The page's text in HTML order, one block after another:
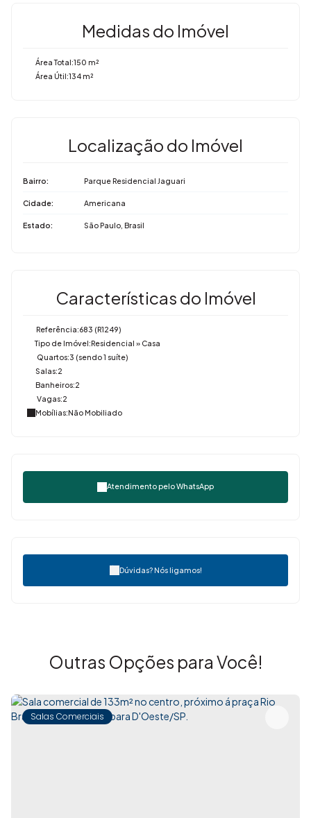
Medidas do Imóvel
Área Total:150 m²
Área Útil:134 m²
Localização do Imóvel
Bairro: Parque Residencial Jaguari
Cidade: Americana
Estado: São Paulo, Brasil
Características do Imóvel
Referência:683 (R1249)
Tipo de Imóvel:Residencial » Casa
Quartos:3 (sendo 1 suíte)
Salas:2
Banheiros:2
Vagas:2
Mobílias:Não Mobiliado
Atendimento peloWhatsApp
Dúvidas? Nós ligamos!
Outras Opções para Você!
Salas Comerciais